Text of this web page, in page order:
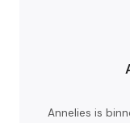
Annelies is